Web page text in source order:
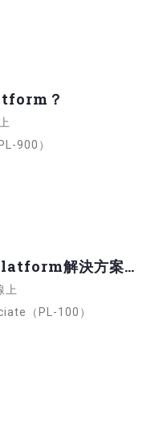
？
900）
【高階】如何成為 Power Platform解決方案專家？
上
（PL-100）